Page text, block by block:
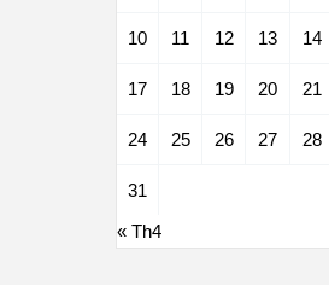
10 11 12 13 14
17 18 19 20 21
24 25 26 27 28
31
« Th4